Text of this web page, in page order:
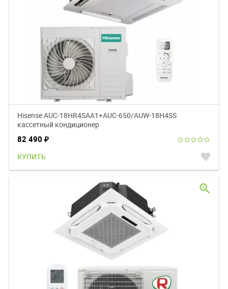
Hisense AUC-18HR4SAA1+AUC-650/AUW-18H4SS
кассетный кондиционер
82 490 ₽
КУПИТЬ favorite
zoom_in